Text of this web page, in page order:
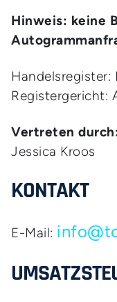
Hinweis: keine
Handelsregister:
Registergericht:
Vertreten
Jessica Kroos
KONTAKT
E-Mail: